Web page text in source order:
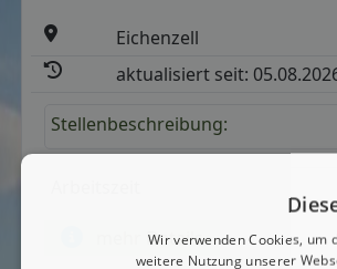
Eichenzell
aktualisiert seit:
Stellenbeschreibung:
mehr Details
Wir verwenden Cookies,
weitere Nutzung unserer